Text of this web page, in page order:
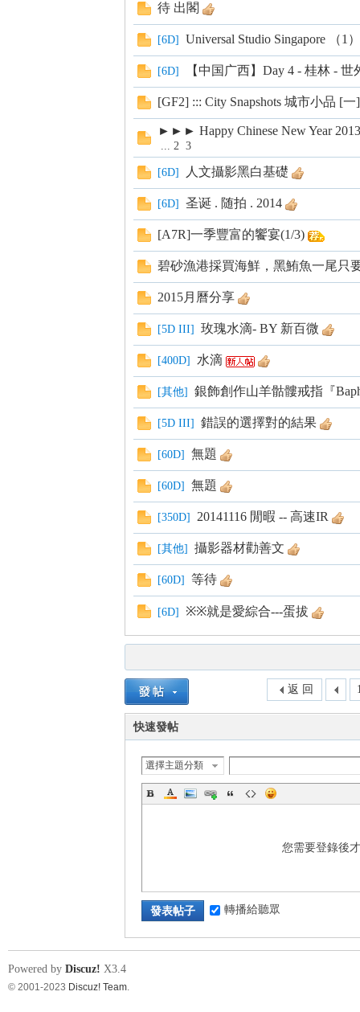
待 出閣
[6D] Universal Studio Singapore （1）
[6D] 【中国广西】Day 4 - 桂林 - 世
[GF2] ::: City Snapshots 城市小品 [
►►► Happy Chinese New Year
... 2 3
[6D] 人文攝影黑白基礎
[6D] 圣诞 . 随拍 . 2014
[A7R]一季豐富的饗宴(1/3)
碧砂漁港採買海鮮，黑鮪魚一尾只
2015月曆分享
[5D III] 玫瑰水滴- BY 新百微
[400D] 水滴
[其他] 銀飾創作山羊骷髏戒指『
[5D III] 錯誤的選擇對的結果
[60D] 無題
[60D] 無題
[350D] 20141116 閒暇 -- 高速IR
[其他] 攝影器材勸善文
[60D] 等待
[6D] ※※就是愛綜合---蛋拔
返 回
快速發帖
選擇主題分類
您需要登錄後
發表帖子 轉播給聽眾
Powered by Discuz! X3.4
© 2001-2023 Discuz! Team.